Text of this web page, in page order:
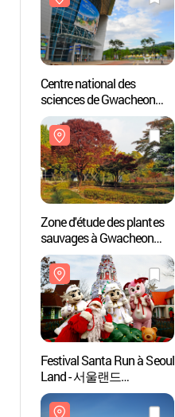
Centre national des
sciences de Gwacheon
(국립과천과학관)
Zone d'étude des plantes
sauvages à Gwacheon
(과천야생화자연학습장)
Festival Santa Run à Seoul
Land - 서울랜드
크리스마스 페스티발-
산타런 2016